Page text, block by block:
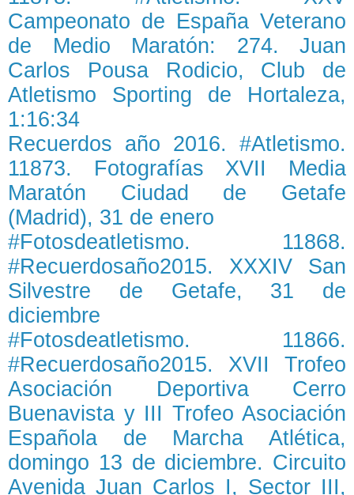
Campeonato de España Veterano
de Medio Maratón: 274. Juan
Carlos Pousa Rodicio, Club de
Atletismo Sporting de Hortaleza,
1:16:34
Recuerdos año 2016. #Atletismo.
11873. Fotografías XVII Media
Maratón Ciudad de Getafe
(Madrid), 31 de enero
#Fotosdeatletismo. 11868.
#Recuerdosaño2015. XXXIV San
Silvestre de Getafe, 31 de
diciembre
#Fotosdeatletismo. 11866.
#Recuerdosaño2015. XVII Trofeo
Asociación Deportiva Cerro
Buenavista y III Trofeo Asociación
Española de Marcha Atlética,
domingo 13 de diciembre. Circuito
Avenida Juan Carlos I, Sector III,